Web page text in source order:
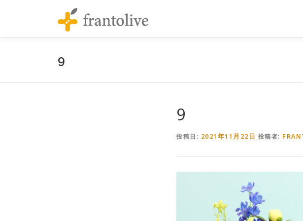
9
9
投稿日: 2021年11月22日 投稿者: